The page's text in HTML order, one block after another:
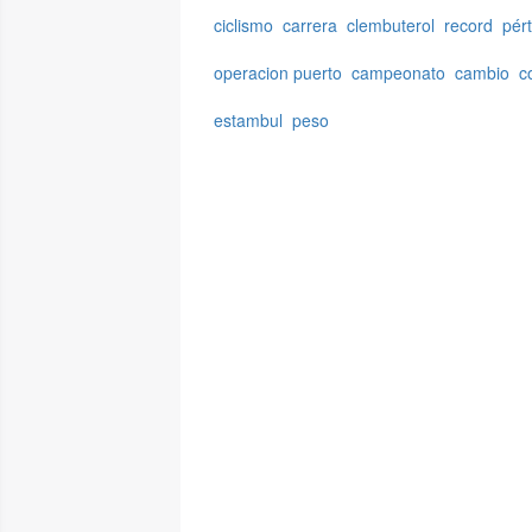
ciclismo carrera clembuterol record
operacion puerto campeonato cambio
estambul peso